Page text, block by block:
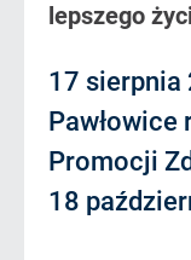
lepszego
17 sierpnia
Pawłowice
Promocji
18